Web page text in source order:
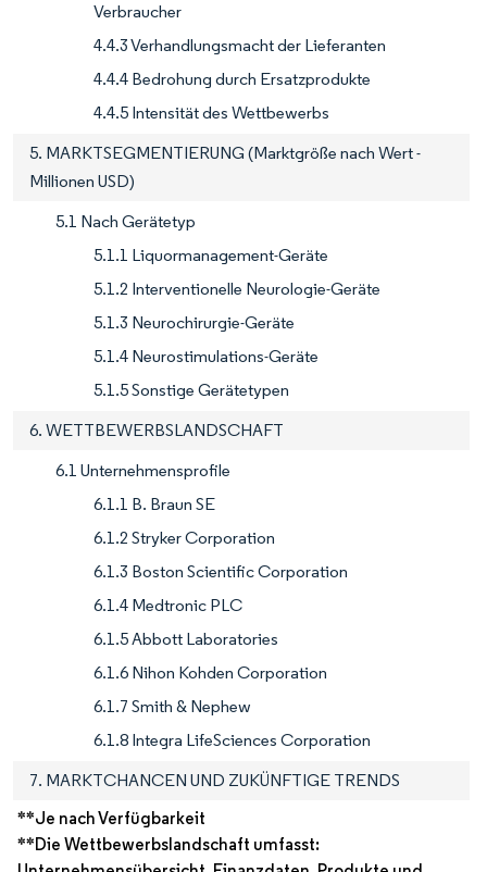
Verbraucher
4.4.3 Verhandlungsmacht der Lieferanten
4.4.4 Bedrohung durch Ersatzprodukte
4.4.5 Intensität des Wettbewerbs
5. MARKTSEGMENTIERUNG (Marktgröße nach Wert -
Millionen USD)
5.1 Nach Gerätetyp
5.1.1 Liquormanagement-Geräte
5.1.2 Interventionelle Neurologie-Geräte
5.1.3 Neurochirurgie-Geräte
5.1.4 Neurostimulations-Geräte
5.1.5 Sonstige Gerätetypen
6. WETTBEWERBSLANDSCHAFT
6.1 Unternehmensprofile
6.1.1 B. Braun SE
6.1.2 Stryker Corporation
6.1.3 Boston Scientific Corporation
6.1.4 Medtronic PLC
6.1.5 Abbott Laboratories
6.1.6 Nihon Kohden Corporation
6.1.7 Smith & Nephew
6.1.8 Integra LifeSciences Corporation
7. MARKTCHANCEN UND ZUKÜNFTIGE TRENDS
**Je nach Verfügbarkeit
**Die Wettbewerbslandschaft umfasst: